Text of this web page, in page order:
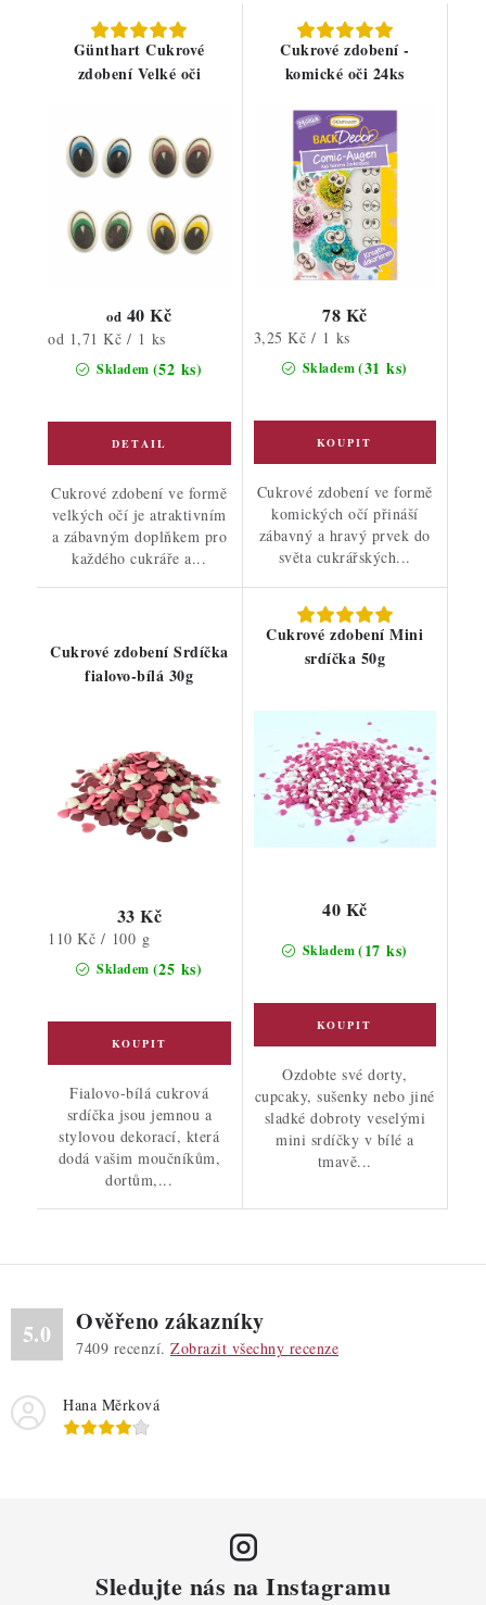
Günthart Cukrové
zdobení Velké oči
Skladem (52 ks)
od 40 Kč
Měrná
cena:
od 1,71 Kč / 1 ks
Cukrové zdobení ve formě
velkých očí je atraktivním
a zábavným doplňkem pro
každého cukráře a...
Cukrové zdobení -
komické oči 24ks
Skladem(31 ks)
78 Kč
Měrná
cena:
3,25 Kč / 1 ks
Cukrové zdobení ve formě
komických očí přináší
zábavný a hravý prvek do
světa cukrářských...
Cukrové zdobení Srdíčka
fialovo-bílá 30g
Skladem (25 ks)
33 Kč
Měrná
cena:
110 Kč / 100 g
Fialovo-bílá cukrová
srdíčka jsou jemnou a
stylovou dekorací, která
dodá vašim moučníkům,
dortům,...
Cukrové zdobení Mini
srdíčka 50g
Skladem(17 ks)
40 Kč
Ozdobte své dorty,
cupcaky, sušenky nebo jiné
sladké dobroty veselými
mini srdíčky v bílé a
tmavě...
5.0 Ověřeno zákazníky
7409 recenzí. Zobrazit všechny recenze
Hana Měrková
Sledujte nás na Instagramu